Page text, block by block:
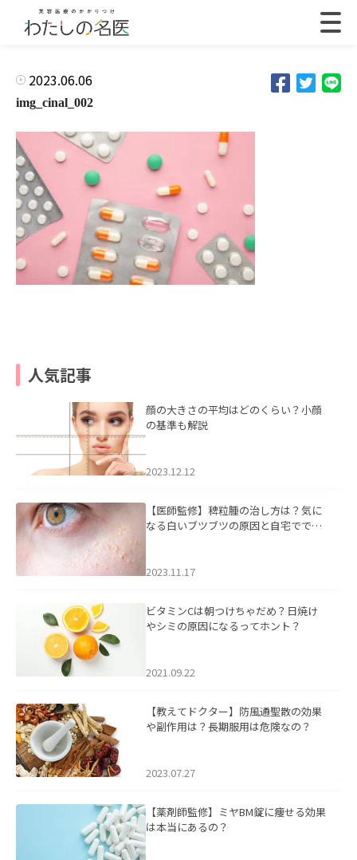
2023.06.06
img_cinal_002
人気記事
顔の大きさの平均はどのくらい？小顔
の基準も解説
2023.12.12
【医師監修】稗粒腫の治し方は？気に
なる白いブツブツの原因と自宅ででき
2023.11.17
ビタミンCは朝つけちゃだめ？日焼け
やシミの原因になるってホント？
2021.09.22
【教えてドクター】防風通聖散の効果
や副作用は？長期服用は危険なの？
2023.07.27
【薬剤師監修】ミヤBM錠に痩せる効果
は本当にあるの？